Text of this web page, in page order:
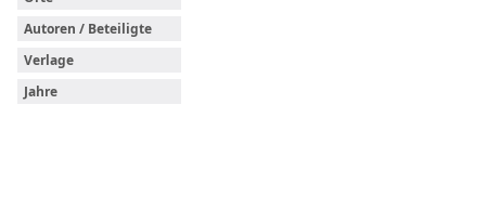
Autoren / Beteiligte
Verlage
Jahre